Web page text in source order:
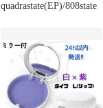
quadrastate(EP)/808state